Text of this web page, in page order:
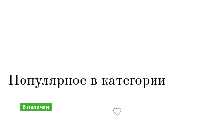
Популярное в категории
В наличии